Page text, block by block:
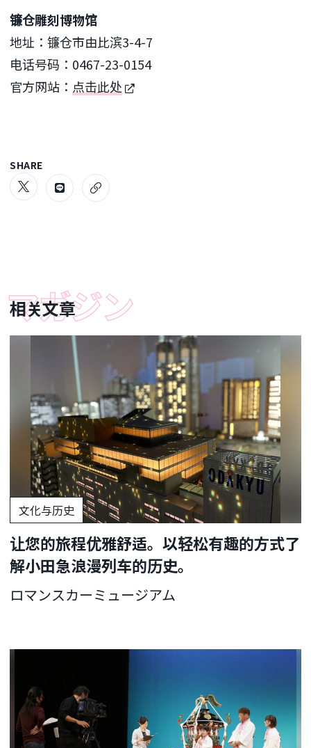
镰仓雕刻博物馆
地址：镰仓市由比滨3-4-7
电话号码：0467-23-0154
官方网站： 点击此处
SHARE
相关文章
文化与历史
让您的旅程优雅舒适。以轻松有趣的方式了
解小田急浪漫列车的历史。
ロマンスカーミュージアム